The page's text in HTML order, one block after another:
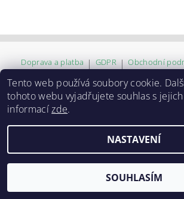
Doprava a platba | GDPR | Obchodní
2026 © ZVĚROKRÁM , všechna práva
Vytvořil Shoptet
Tento web používá soubory cookie.
tohoto webu vyjadřujete souhlas s
informacízde.
NASTAVENÍ
SOUHLASÍM